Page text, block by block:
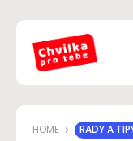
HOME RADY A